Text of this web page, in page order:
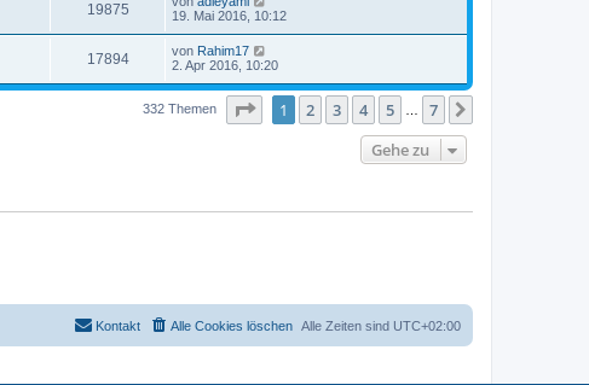
19875
19. Mai 2016, 10:12
17894 von Rahim17
2. Apr 2016, 10:20
332 Themen Seite von7
1 2 3 4 5 7
Gehe zu
Alle Zeiten sind UTC+02:00
Alle Cookies löschen
Kontakt